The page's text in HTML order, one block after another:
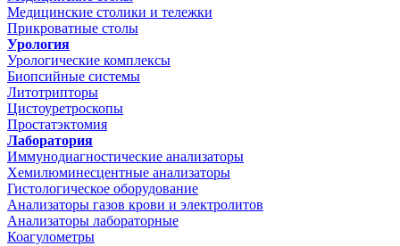
Медицинские столики и тележки
Прикроватные столы
Урология
Урологические комплексы
Биопсийные системы
Литотрипторы
Цистоуретроскопы
Простатэктомия
Лаборатория
Иммунодиагностические анализаторы
Хемилюминесцентные анализаторы
Гистологическое оборудование
Анализаторы газов крови и электролитов
Анализаторы лабораторные
Коагулометры